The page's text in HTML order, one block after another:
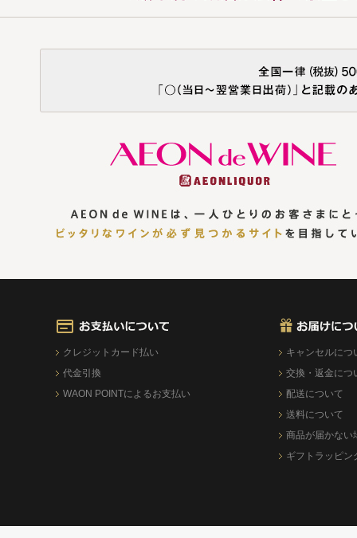
クレジットカード払い
代金引換
WAON POINTによるお支払い
キャンセルにつ
交換・返金につ
配送について
送料について
商品が届かない
ギフトラッピン